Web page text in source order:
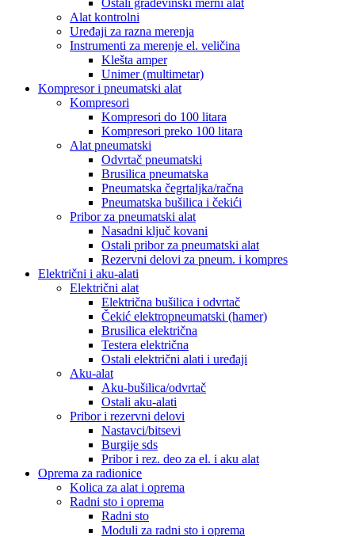
Ostali građevinski merni alat
Alat kontrolni
Uređaji za razna merenja
Instrumenti za merenje el. veličina
Klešta amper
Unimer (multimetar)
Kompresor i pneumatski alat
Kompresori
Kompresori do 100 litara
Kompresori preko 100 litara
Alat pneumatski
Odvrtač pneumatski
Brusilica pneumatska
Pneumatska čegrtaljka/račna
Pneumatska bušilica i čekići
Pribor za pneumatski alat
Nasadni ključ kovani
Ostali pribor za pneumatski alat
Rezervni delovi za pneum. i kompres
Električni i aku-alati
Električni alat
Električna bušilica i odvrtač
Čekić elektropneumatski (hamer)
Brusilica električna
Testera električna
Ostali električni alati i uređaji
Aku-alat
Aku-bušilica/odvrtač
Ostali aku-alati
Pribor i rezervni delovi
Nastavci/bitsevi
Burgije sds
Pribor i rez. deo za el. i aku alat
Oprema za radionice
Kolica za alat i oprema
Radni sto i oprema
Radni sto
Moduli za radni sto i oprema